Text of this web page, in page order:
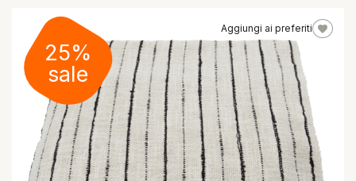
Aggiungi ai preferiti
25%
sale